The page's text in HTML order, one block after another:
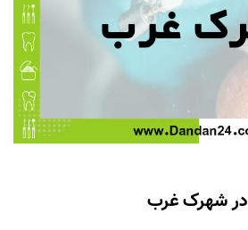
در شهرک غرب